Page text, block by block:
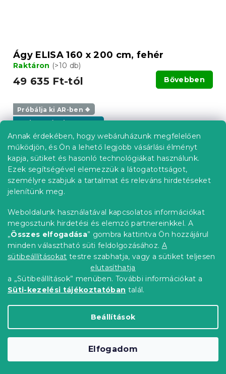
Annak érdekében, hogy webáruházunk megfelelően
működjön, és Ön a lehető legjobb vásárlási élményt
kapja, sütiket és hasonló technológiákat használunk.
Ezek segítségével elemezzük a látogatottságot,
személyre szabjuk a tartalmat és releváns hirdetéseket
jelenítünk meg.
Weboldalunk használatával kapcsolatos információkat
megosztunk hirdetési és elemző partnereinkkel. A
„Összes elfogadása” gombra kattintva Ön hozzájárul
minden választható süti feldolgozásához. A
sütibeállításokat testre szabhatja, vagy a sütiket teljesen
elutasíthatja
a „Sütibeállítások” menüben. További információkat a
Süti-kezelési tájékoztatóban talál.
Beállítások
Elfogadom
Ágy ELISA 160 x 200 cm, fehér
Raktáron (>10 db)
49 635 Ft-tól Bővebben
Próbálja ki AR-ben ❖
Kedvezménykupon
IKAROS ágy 90 x 200 cm, artisan
Raktáron(>10 db)
Próbálja ki AR-ben ❖